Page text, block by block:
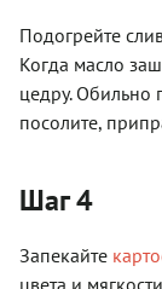
Подогрейте
Когда масло
цедру. Обильно
посолите,
Шаг 4
Запекайте
цвета и